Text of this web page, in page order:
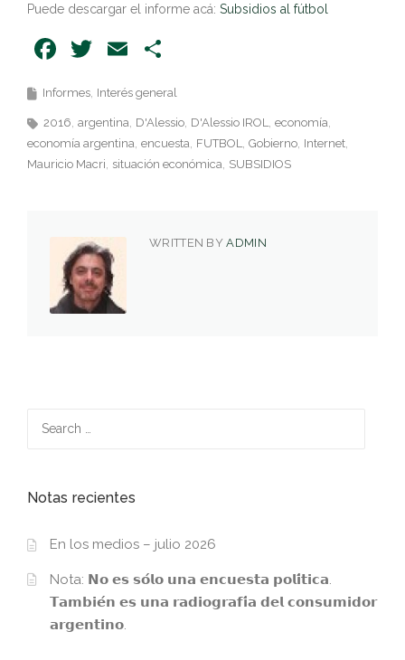
Puede descargar el informe acá: Subsidios al fútbol
Facebook
Twitter
Email
Informes Interés general
2016 argentina D'Alessio D'Alessio IROL
economía
economía argentina encuesta FUTBOL Gobierno Internet
Mauricio Macri situación económica SUBSIDIOS
WRITTEN BYADMIN
Notas recientes
En los medios – julio 2026
Nota: 𝗡𝗼 𝗲𝘀 𝘀𝗼́𝗹𝗼 𝘂𝗻𝗮 𝗲𝗻𝗰𝘂𝗲𝘀𝘁𝗮 𝗽𝗼𝗹𝗶́𝘁𝗶𝗰𝗮.
𝗧𝗮𝗺𝗯𝗶𝗲́𝗻 𝗲𝘀 𝘂𝗻𝗮 𝗿𝗮𝗱𝗶𝗼𝗴𝗿𝗮𝗳𝗶́𝗮 𝗱𝗲𝗹 𝗰𝗼𝗻𝘀𝘂𝗺𝗶𝗱𝗼𝗿
𝗮𝗿𝗴𝗲𝗻𝘁𝗶𝗻𝗼.